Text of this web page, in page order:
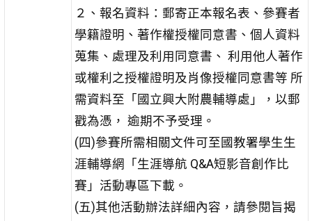
２、報名資料：郵寄正本報名表、參賽者
學籍證明、著作權授權同意書、個人資料
蒐集、處理及利用同意書、 利用他人著作
或權利之授權證明及肖像授權同意書等 所
需資料至「國立興大附農輔導處」，以郵
戳為憑， 逾期不予受理。
(四)參賽所需相關文件可至國教署學生生
涯輔導網「生涯導航 Q&A短影音創作比
賽」活動專區下載。
(五)其他活動辦法詳細內容，請參閱旨揭